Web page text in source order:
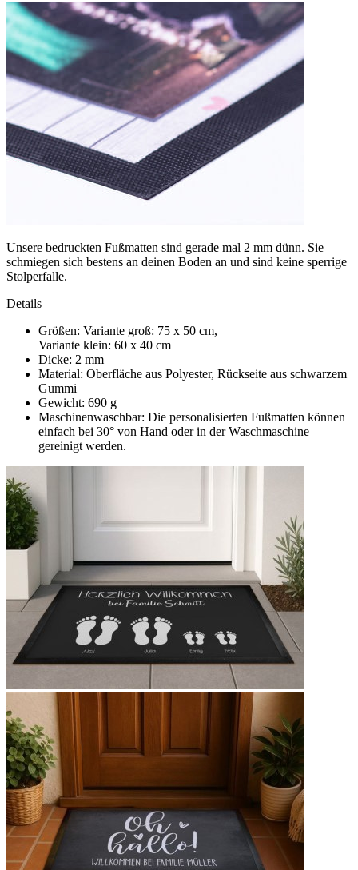
Unsere bedruckten Fußmatten sind gerade mal 2 mm dünn. Sie
schmiegen sich bestens an deinen Boden an und sind keine sperrige
Stolperfalle.
Details
Größen: Variante groß: 75 x 50 cm,
Variante klein: 60 x 40 cm
Dicke: 2 mm
Material: Oberfläche aus Polyester, Rückseite aus schwarzem
Gummi
Gewicht: 690 g
Maschinenwaschbar: Die personalisierten Fußmatten können
einfach bei 30° von Hand oder in der Waschmaschine
gereinigt werden.